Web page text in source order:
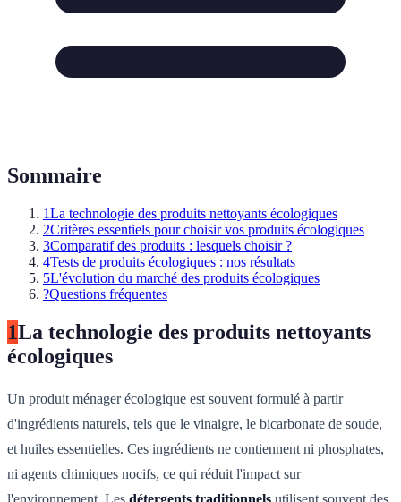
Sommaire
1La technologie des produits nettoyants écologiques
2Critères essentiels pour choisir vos produits écologiques
3Comparatif des produits : lesquels choisir ?
4Tests de produits écologiques : nos résultats
5L'évolution du marché des produits écologiques
?Questions fréquentes
1La technologie des produits nettoyants
écologiques
Un produit ménager écologique est souvent formulé à partir
d'ingrédients naturels, tels que le vinaigre, le bicarbonate de soude,
et huiles essentielles. Ces ingrédients ne contiennent ni phosphates,
ni agents chimiques nocifs, ce qui réduit l'impact sur
l'environnement. Les détergents traditionnels utilisent souvent des